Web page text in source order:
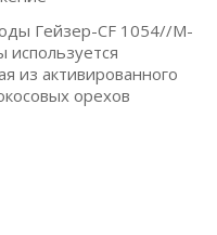
Гейзер-CF 1054//M-
используется
из активированного
орехов